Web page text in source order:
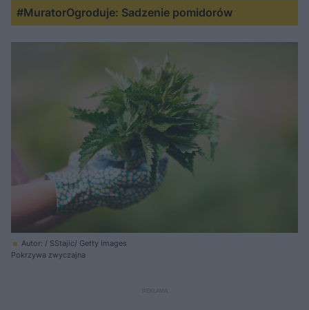
#MuratorOgroduje: Sadzenie pomidorów
Autor: / SStajic/ Getty Images
Pokrzywa zwyczajna